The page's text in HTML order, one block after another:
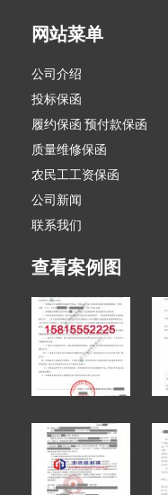
网站菜单
公司介绍
投标保函
履约保函 预付款保函
质量维修保函
农民工工资保函
公司新闻
联系我们
查看案例图